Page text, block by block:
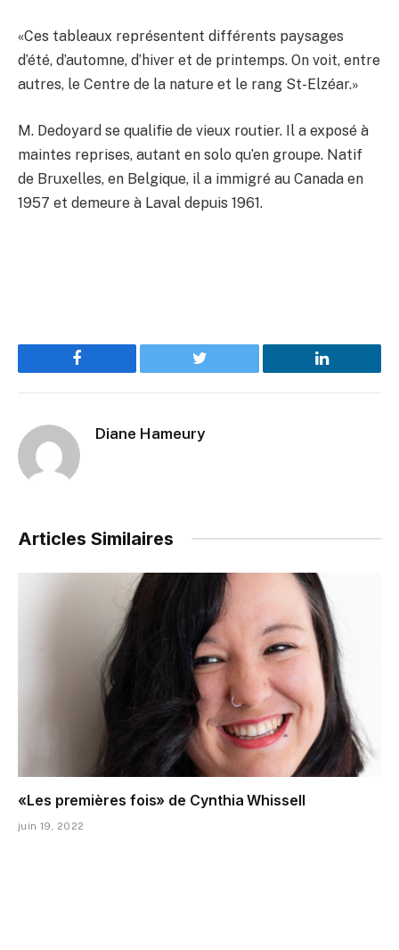
«Ces tableaux représentent différents paysages
d’été, d’automne, d’hiver et de printemps. On voit, entre
autres, le Centre de la nature et le rang St-Elzéar.»
M. Dedoyard se qualifie de vieux routier. Il a exposé à
maintes reprises, autant en solo qu’en groupe. Natif
de Bruxelles, en Belgique, il a immigré au Canada en
1957 et demeure à Laval depuis 1961.
Facebook Twitter LinkedIn
Diane Hameury
Articles Similaires
«Les premières fois» de Cynthia Whissell
juin 19, 2022